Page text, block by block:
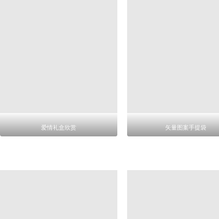
爱情礼盒欣赏 矢量图案手提袋